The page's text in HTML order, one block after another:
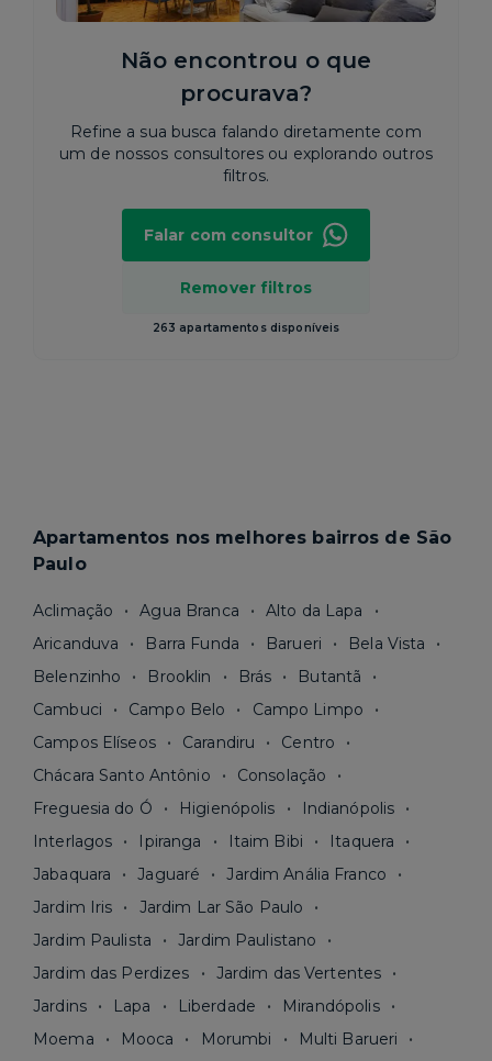
Não encontrou o que
procurava?
Refine a sua busca falando diretamente com
um de nossos consultores ou explorando outros
filtros.
Remover filtros
263 apartamentos disponíveis
Falar com consultor
Apartamentos nos melhores bairros de São
Paulo
Aclimação Agua Branca
Alto da Lapa
Aricanduva
Barra Funda Barueri
Bela Vista
Belenzinho
Brooklin Brás
Butantã
Cambuci
Campo Belo
Campo Limpo
Campos Elíseos
Carandiru
Centro
Chácara Santo Antônio
Consolação
Freguesia do Ó
Higienópolis
Indianópolis
Interlagos
Ipiranga Itaim Bibi
Itaquera
Jabaquara
Jaguaré
Jardim Anália Franco
Jardim Iris
Jardim Lar São Paulo
Jardim Paulista
Jardim Paulistano
Jardim das Perdizes
Jardim das Vertentes
Jardins
Lapa Liberdade
Mirandópolis
Moema
Mooca Morumbi
Multi Barueri